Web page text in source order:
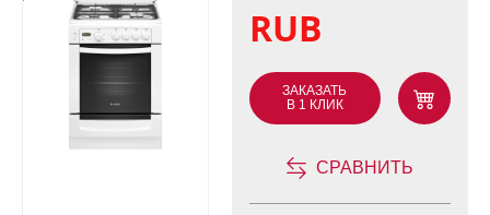
RUB
ЗАКАЗАТЬ
В 1 КЛИК
СРАВНИТЬ